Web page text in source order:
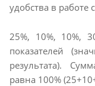
удобства в
25%, 10%, 10%,
показателей
результата).
равна 100%